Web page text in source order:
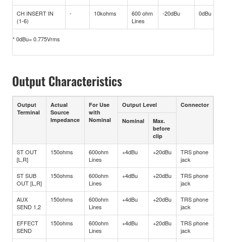
CH INSERT IN
(1-6)
- 10kohms
600 ohm
Lines
-20dBu 0dBu
* 0dBu= 0.775Vrms
Output Characteristics
Output
Terminal
Actual
Source
Impedance
For Use
with
Nominal
Output Level Connector
Nominal
Max.
before
clip
ST OUT
[L,R]
150ohms
600ohm
Lines
+4dBu +20dBu
TRS phone
jack
ST SUB
OUT [L,R]
150ohms
600ohm
Lines
+4dBu +20dBu
TRS phone
jack
AUX
SEND 1,2
150ohms
600ohm
Lines
+4dBu +20dBu
TRS phone
jack
EFFECT
SEND
150ohms
600ohm
Lines
+4dBu +20dBu
TRS phone
jack